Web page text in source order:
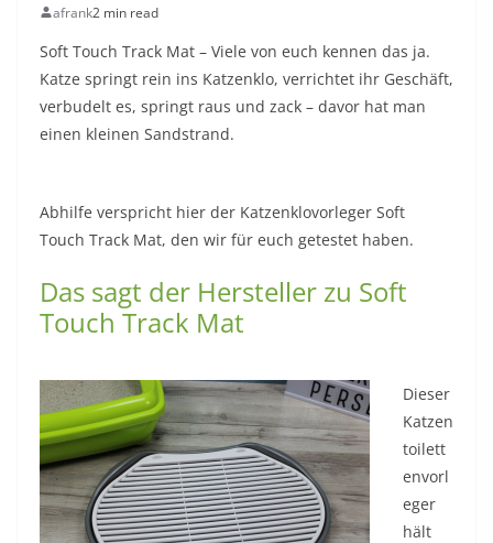
afrank2 min read
Soft Touch Track Mat – Viele von euch kennen das ja.
Katze springt rein ins Katzenklo, verrichtet ihr Geschäft,
verbudelt es, springt raus und zack – davor hat man
einen kleinen Sandstrand.
Abhilfe verspricht hier der Katzenklovorleger Soft
Touch Track Mat, den wir für euch getestet haben.
Das sagt der Hersteller zu Soft
Touch Track Mat
Dieser
Katzen
toilett
envorl
eger
hält